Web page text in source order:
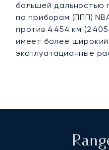
большей дальностью
по приборам (ППП)
против 4 454 км (2
имеет более
эксплуатационные